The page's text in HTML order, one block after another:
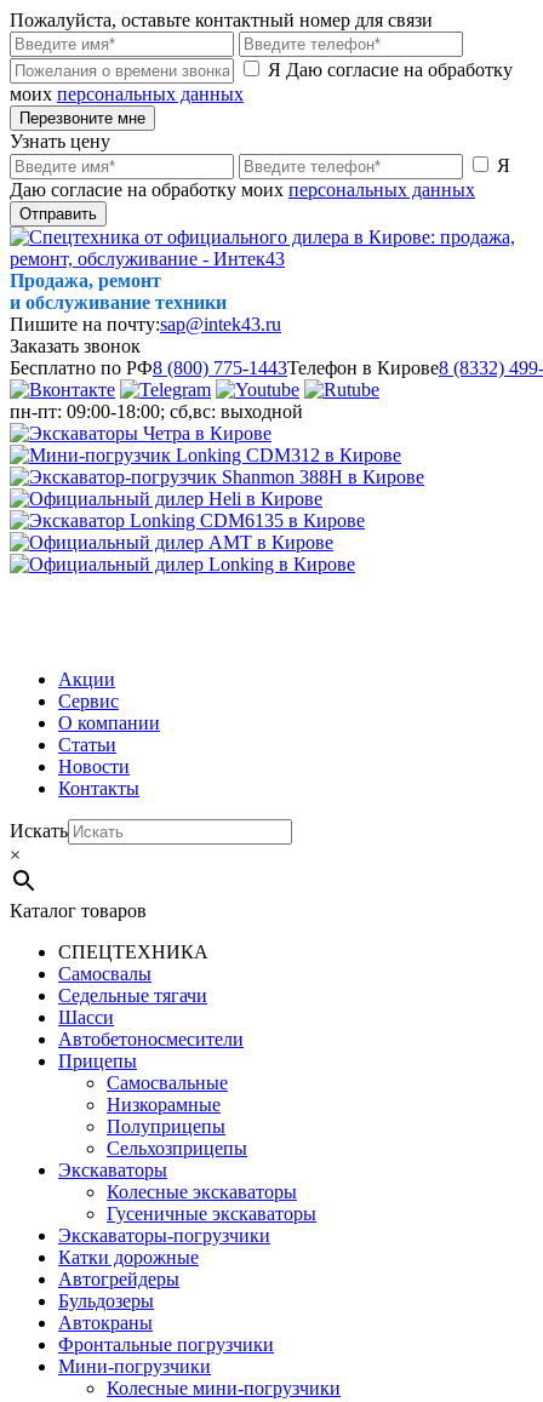
Пожалуйста, оставьте контактный номер для связи
Я Даю согласие на обработку
моих персональных данных
Перезвоните мне
Узнать цену
Я
Даю согласие на обработку моих персональных данных
Отправить
Продажа, ремонт
и обслуживание техники
Пишите на почту:sap@intek43.ru
Заказать звонок
Бесплатно по РФ8 (800) 775-1443Телефон в Кирове8 (8332)
пн-пт: 09:00-18:00; сб,вс: выходной
Акции
Сервис
О компании
Статьи
Новости
Контакты
Искать
×
Каталог товаров
СПЕЦТЕХНИКА
Самосвалы
Седельные тягачи
Шасси
Автобетоно­смесители
Прицепы
Самосвальные
Низкорамные
Полуприцепы
Сельхозприцепы
Экскаваторы
Колесные экскаваторы
Гусеничные экскаваторы
Экскаваторы-погрузчики
Катки дорожные
Автогрейдеры
Бульдозеры
Автокраны
Фронтальные погрузчики
Мини-погрузчики
Колесные мини-погрузчики